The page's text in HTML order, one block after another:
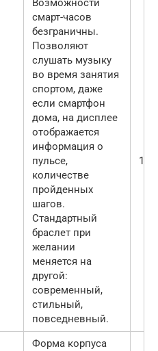
Возможности
смарт-часов
безграничны.
Позволяют
слушать музыку
во время занятия
спортом, даже
если смартфон
дома, на дисплее
отображается
информация о
пульсе,
количестве
пройденных
шагов.
Стандартный
браслет при
желании
меняется на
другой:
современный,
стильный,
повседневный.
Форма корпуса